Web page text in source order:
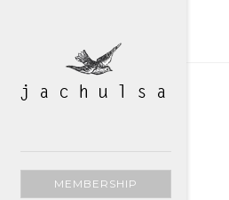
MEMBERSHIP